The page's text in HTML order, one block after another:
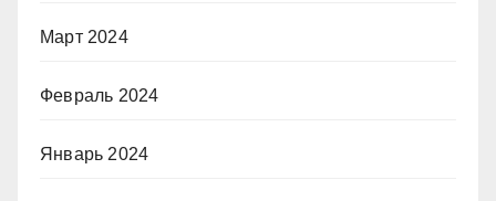
Март 2024
Февраль 2024
Январь 2024